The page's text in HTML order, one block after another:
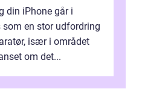
din iPhone går i
som en stor udfordring
især i området
om det...